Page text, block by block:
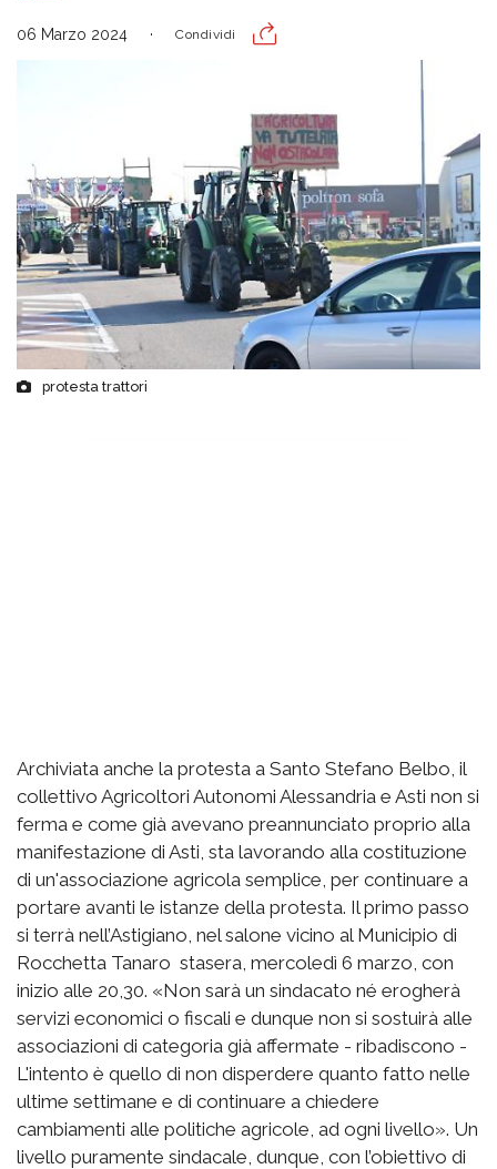
06 Marzo 2024 Condividi
protesta trattori
Archiviata anche la protesta a Santo Stefano Belbo, il
collettivo Agricoltori Autonomi Alessandria e Asti non si
ferma e come già avevano preannunciato proprio alla
manifestazione di Asti, sta lavorando alla costituzione
di un'associazione agricola semplice, per continuare a
portare avanti le istanze della protesta. Il primo passo
si terrà nell’Astigiano, nel salone vicino al Municipio di
Rocchetta Tanaro stasera, mercoledì 6 marzo, con
inizio alle 20,30. «Non sarà un sindacato né erogherà
servizi economici o fiscali e dunque non si sostuirà alle
associazioni di categoria già affermate - ribadiscono -
L'intento è quello di non disperdere quanto fatto nelle
ultime settimane e di continuare a chiedere
cambiamenti alle politiche agricole, ad ogni livello». Un
livello puramente sindacale, dunque, con l’obiettivo di